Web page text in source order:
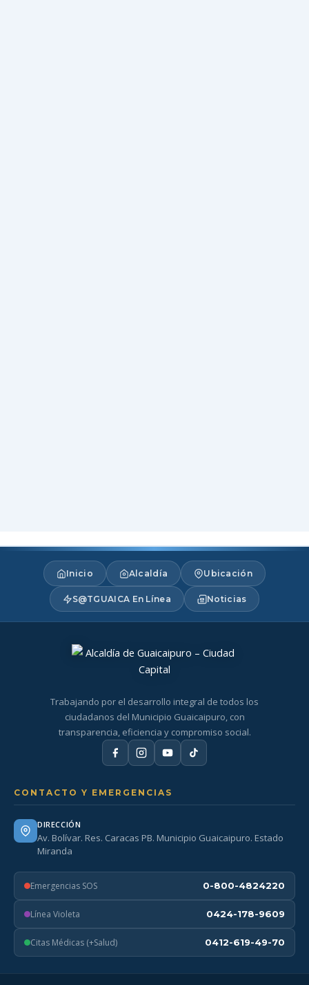
Inicio Alcaldía Ubicación
S@TGUAICA En Línea Noticias
Trabajando por el desarrollo integral de todos los
ciudadanos del Municipio Guaicaipuro, con
transparencia, eficiencia y compromiso social.
CONTACTO Y EMERGENCIAS
DIRECCIÓN
Av. Bolívar. Res. Caracas PB. Municipio Guaicaipuro. Estado
Miranda
Emergencias SOS 0-800-4824220
Línea Violeta 0424-178-9609
Citas Médicas (+Salud) 0412-619-49-70